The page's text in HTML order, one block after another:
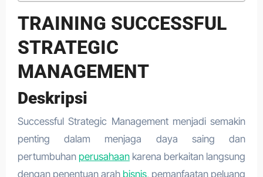
TRAINING SUCCESSFUL
STRATEGIC
MANAGEMENT
Deskripsi
Successful Strategic Management menjadi semakin
penting dalam menjaga daya saing dan
pertumbuhan perusahaankarena berkaitan langsung
dengan penentuan arah bisnis, pemanfaatan peluang